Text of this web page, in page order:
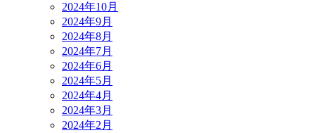
2024年10月
2024年9月
2024年8月
2024年7月
2024年6月
2024年5月
2024年4月
2024年3月
2024年2月